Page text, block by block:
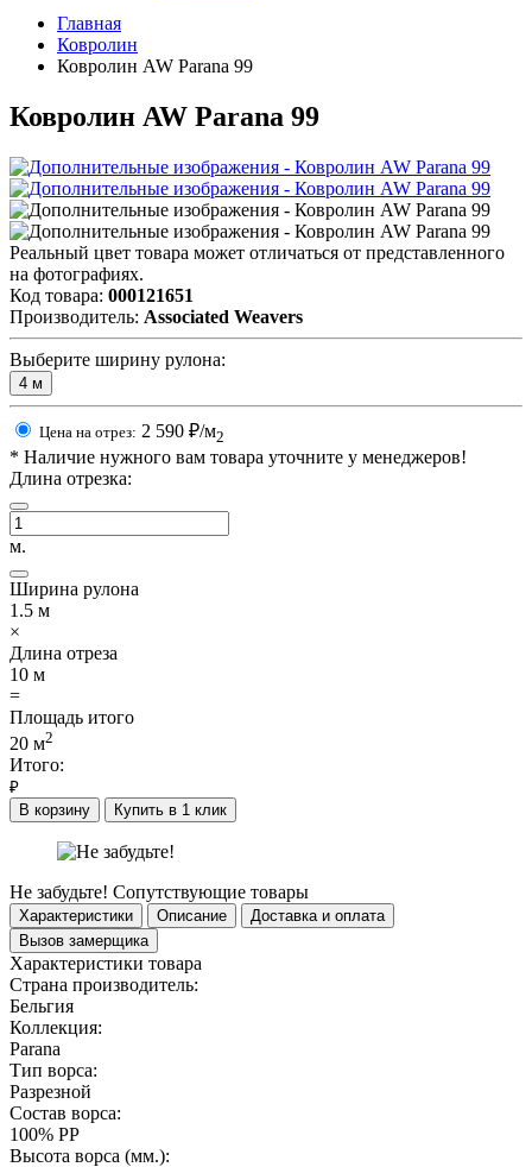
Главная
Ковролин
Ковролин AW Parana 99
Ковролин AW Parana 99
Реальный цвет товара может отличаться от представленного
на фотографиях.
Код товара: 000121651
Производитель: Associated Weavers
Выберите ширину рулона:
4 м
Цена на отрез: 2 590 ₽/м2
* Наличие нужного вам товара уточните у менеджеров!
Длина отрезка:
м.
Ширина рулона
1.5 м
×
Длина отреза
10 м
=
Площадь итого
20 м2
Итого:
₽
В корзину
Купить в 1 клик
Не забудьте! Сопутствующие товары
Характеристики Описание
Доставка и оплата
Вызов замерщика
Характеристики товара
Страна производитель:
Бельгия
Коллекция:
Parana
Тип ворса:
Разрезной
Состав ворса:
100% PP
Высота ворса (мм.):